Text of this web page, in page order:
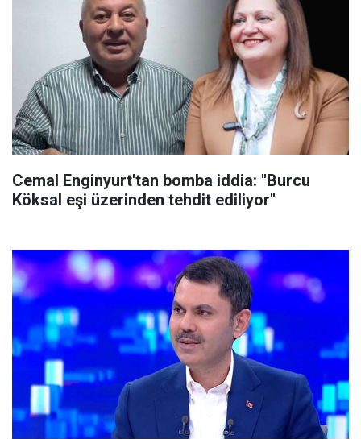
Cemal Enginyurt'tan bomba iddia: ''Burcu
Köksal eşi üzerinden tehdit ediliyor''